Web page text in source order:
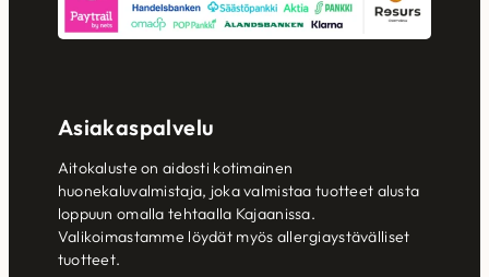
Asiakaspalvelu
Aitokaluste on aidosti kotimainen
huonekaluvalmistaja, joka valmistaa tuotteet alusta
loppuun omalla tehtaalla Kajaanissa.
Valikoimastamme löydät myös allergiaystävälliset
tuotteet.